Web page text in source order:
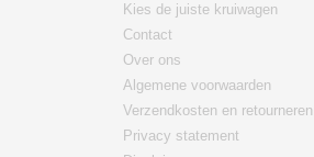
Kies de juiste kruiwagen
Contact
Over ons
Algemene voorwaarden
Verzendkosten en retourneren
Privacy statement